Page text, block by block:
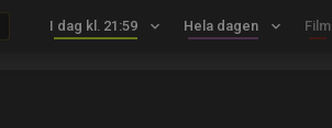
I dag kl. 21:59 keyboard_arrow_down Hela dagen keyboard_arrow_down Film